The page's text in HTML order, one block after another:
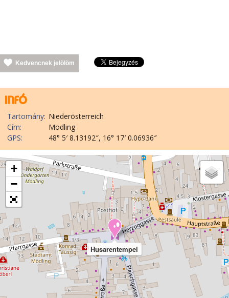
Kedvencnek jelölöm
Tartomány: Niederösterreich
Cím:
Mödling
GPS:
48° 5′ 8.13192″, 16° 17′ 0.06936″
Husarentempel
+
−